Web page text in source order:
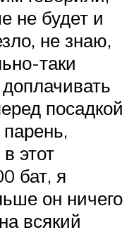
не будет и
не знаю,
таки
посадкой
этот
бат, я
он ничего
всякий